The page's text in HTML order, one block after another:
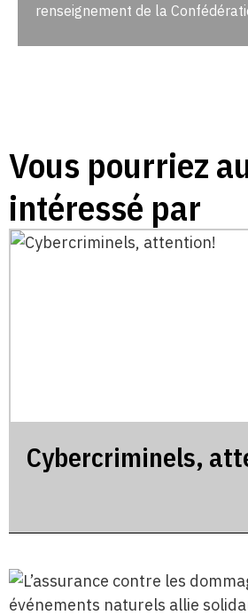
renseignement de la
Vous pourriez
intéressé par
Cybercriminels,